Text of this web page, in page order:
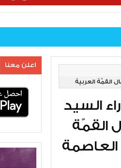
القمّة العربية
السيد
القمّة
العاصمة
اعلن معنا